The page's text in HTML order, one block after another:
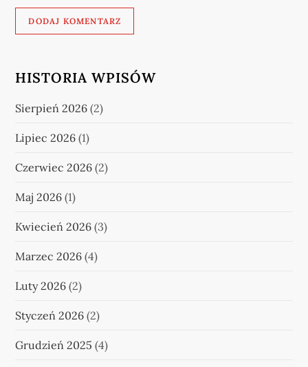
HISTORIA WPISÓW
Sierpień 2026 (2)
Lipiec 2026 (1)
Czerwiec 2026 (2)
Maj 2026 (1)
Kwiecień 2026 (3)
Marzec 2026 (4)
Luty 2026 (2)
Styczeń 2026 (2)
Grudzień 2025 (4)